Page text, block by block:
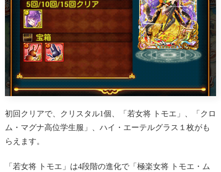
初回クリアで、クリスタル1個、「若女将 トモエ」、「クロ
ム・マグナ高位学生服」、ハイ・エーテルグラス１枚がも
らえます。
「若女将 トモエ」は4段階の進化で「極楽女将 トモエ・ム